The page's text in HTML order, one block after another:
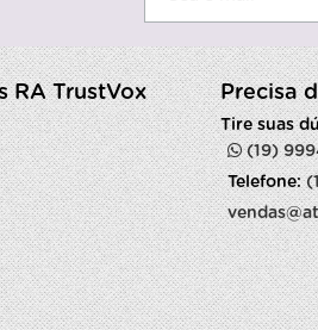
RA TrustVox Precisa
Tire suas
(19)
Telefone: